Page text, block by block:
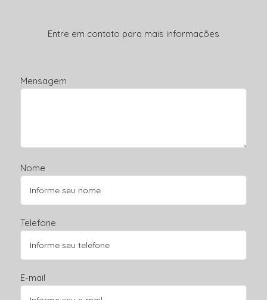
Entre em contato para mais informações
Mensagem
Nome
Telefone
E-mail